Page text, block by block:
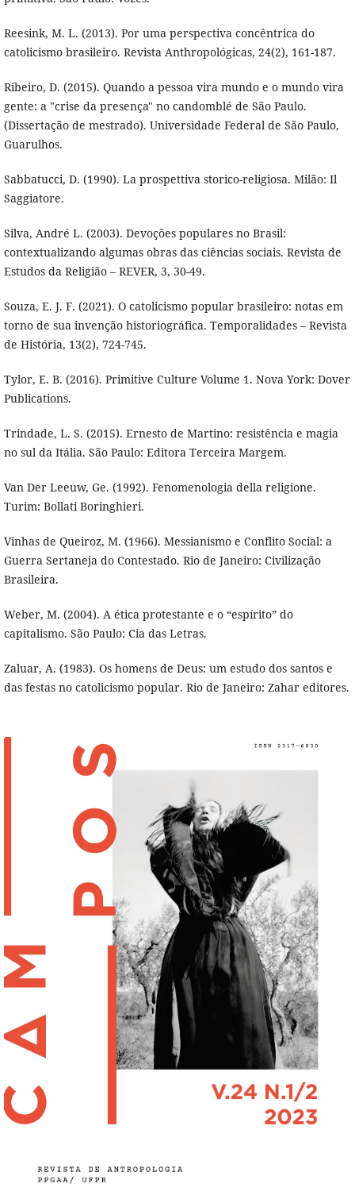
Reesink, M. L. (2013). Por uma perspectiva concêntrica do
catolicismo brasileiro. Revista Anthropológicas, 24(2), 161-187.
Ribeiro, D. (2015). Quando a pessoa vira mundo e o mundo vira
gente: a "crise da presença" no candomblé de São Paulo.
(Dissertação de mestrado). Universidade Federal de São Paulo,
Guarulhos.
Sabbatucci, D. (1990). La prospettiva storico-religiosa. Milão: Il
Saggiatore.
Silva, André L. (2003). Devoções populares no Brasil:
contextualizando algumas obras das ciências sociais. Revista de
Estudos da Religião – REVER, 3, 30-49.
Souza, E. J. F. (2021). O catolicismo popular brasileiro: notas em
torno de sua invenção historiográfica. Temporalidades – Revista
de História, 13(2), 724-745.
Tylor, E. B. (2016). Primitive Culture Volume 1. Nova York: Dover
Publications.
Trindade, L. S. (2015). Ernesto de Martino: resistência e magia
no sul da Itália. São Paulo: Editora Terceira Margem.
Van Der Leeuw, Ge. (1992). Fenomenologia della religione.
Turim: Bollati Boringhieri.
Vinhas de Queiroz, M. (1966). Messianismo e Conflito Social: a
Guerra Sertaneja do Contestado. Rio de Janeiro: Civilização
Brasileira.
Weber, M. (2004). A ética protestante e o “espírito” do
capitalismo. São Paulo: Cia das Letras.
Zaluar, A. (1983). Os homens de Deus: um estudo dos santos e
das festas no catolicismo popular. Rio de Janeiro: Zahar editores.